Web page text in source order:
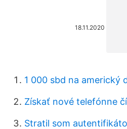
18.11.2020
1 000 sbd na americký
Získať nové telefónne
Stratil som